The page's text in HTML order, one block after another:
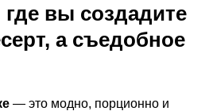
вы создадите
а съедобное
— это модно, порционно и